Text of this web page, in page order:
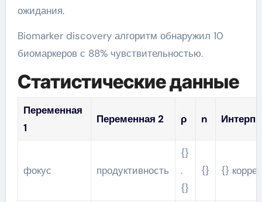
ожидания.
Biomarker discovery алгоритм обнаружил 10
биомаркеров с 88% чувствительностью.
Статистические данные
Переменная
1
Переменная 2 ρ n
фокус продуктивность
{}
.
{}
{} {}